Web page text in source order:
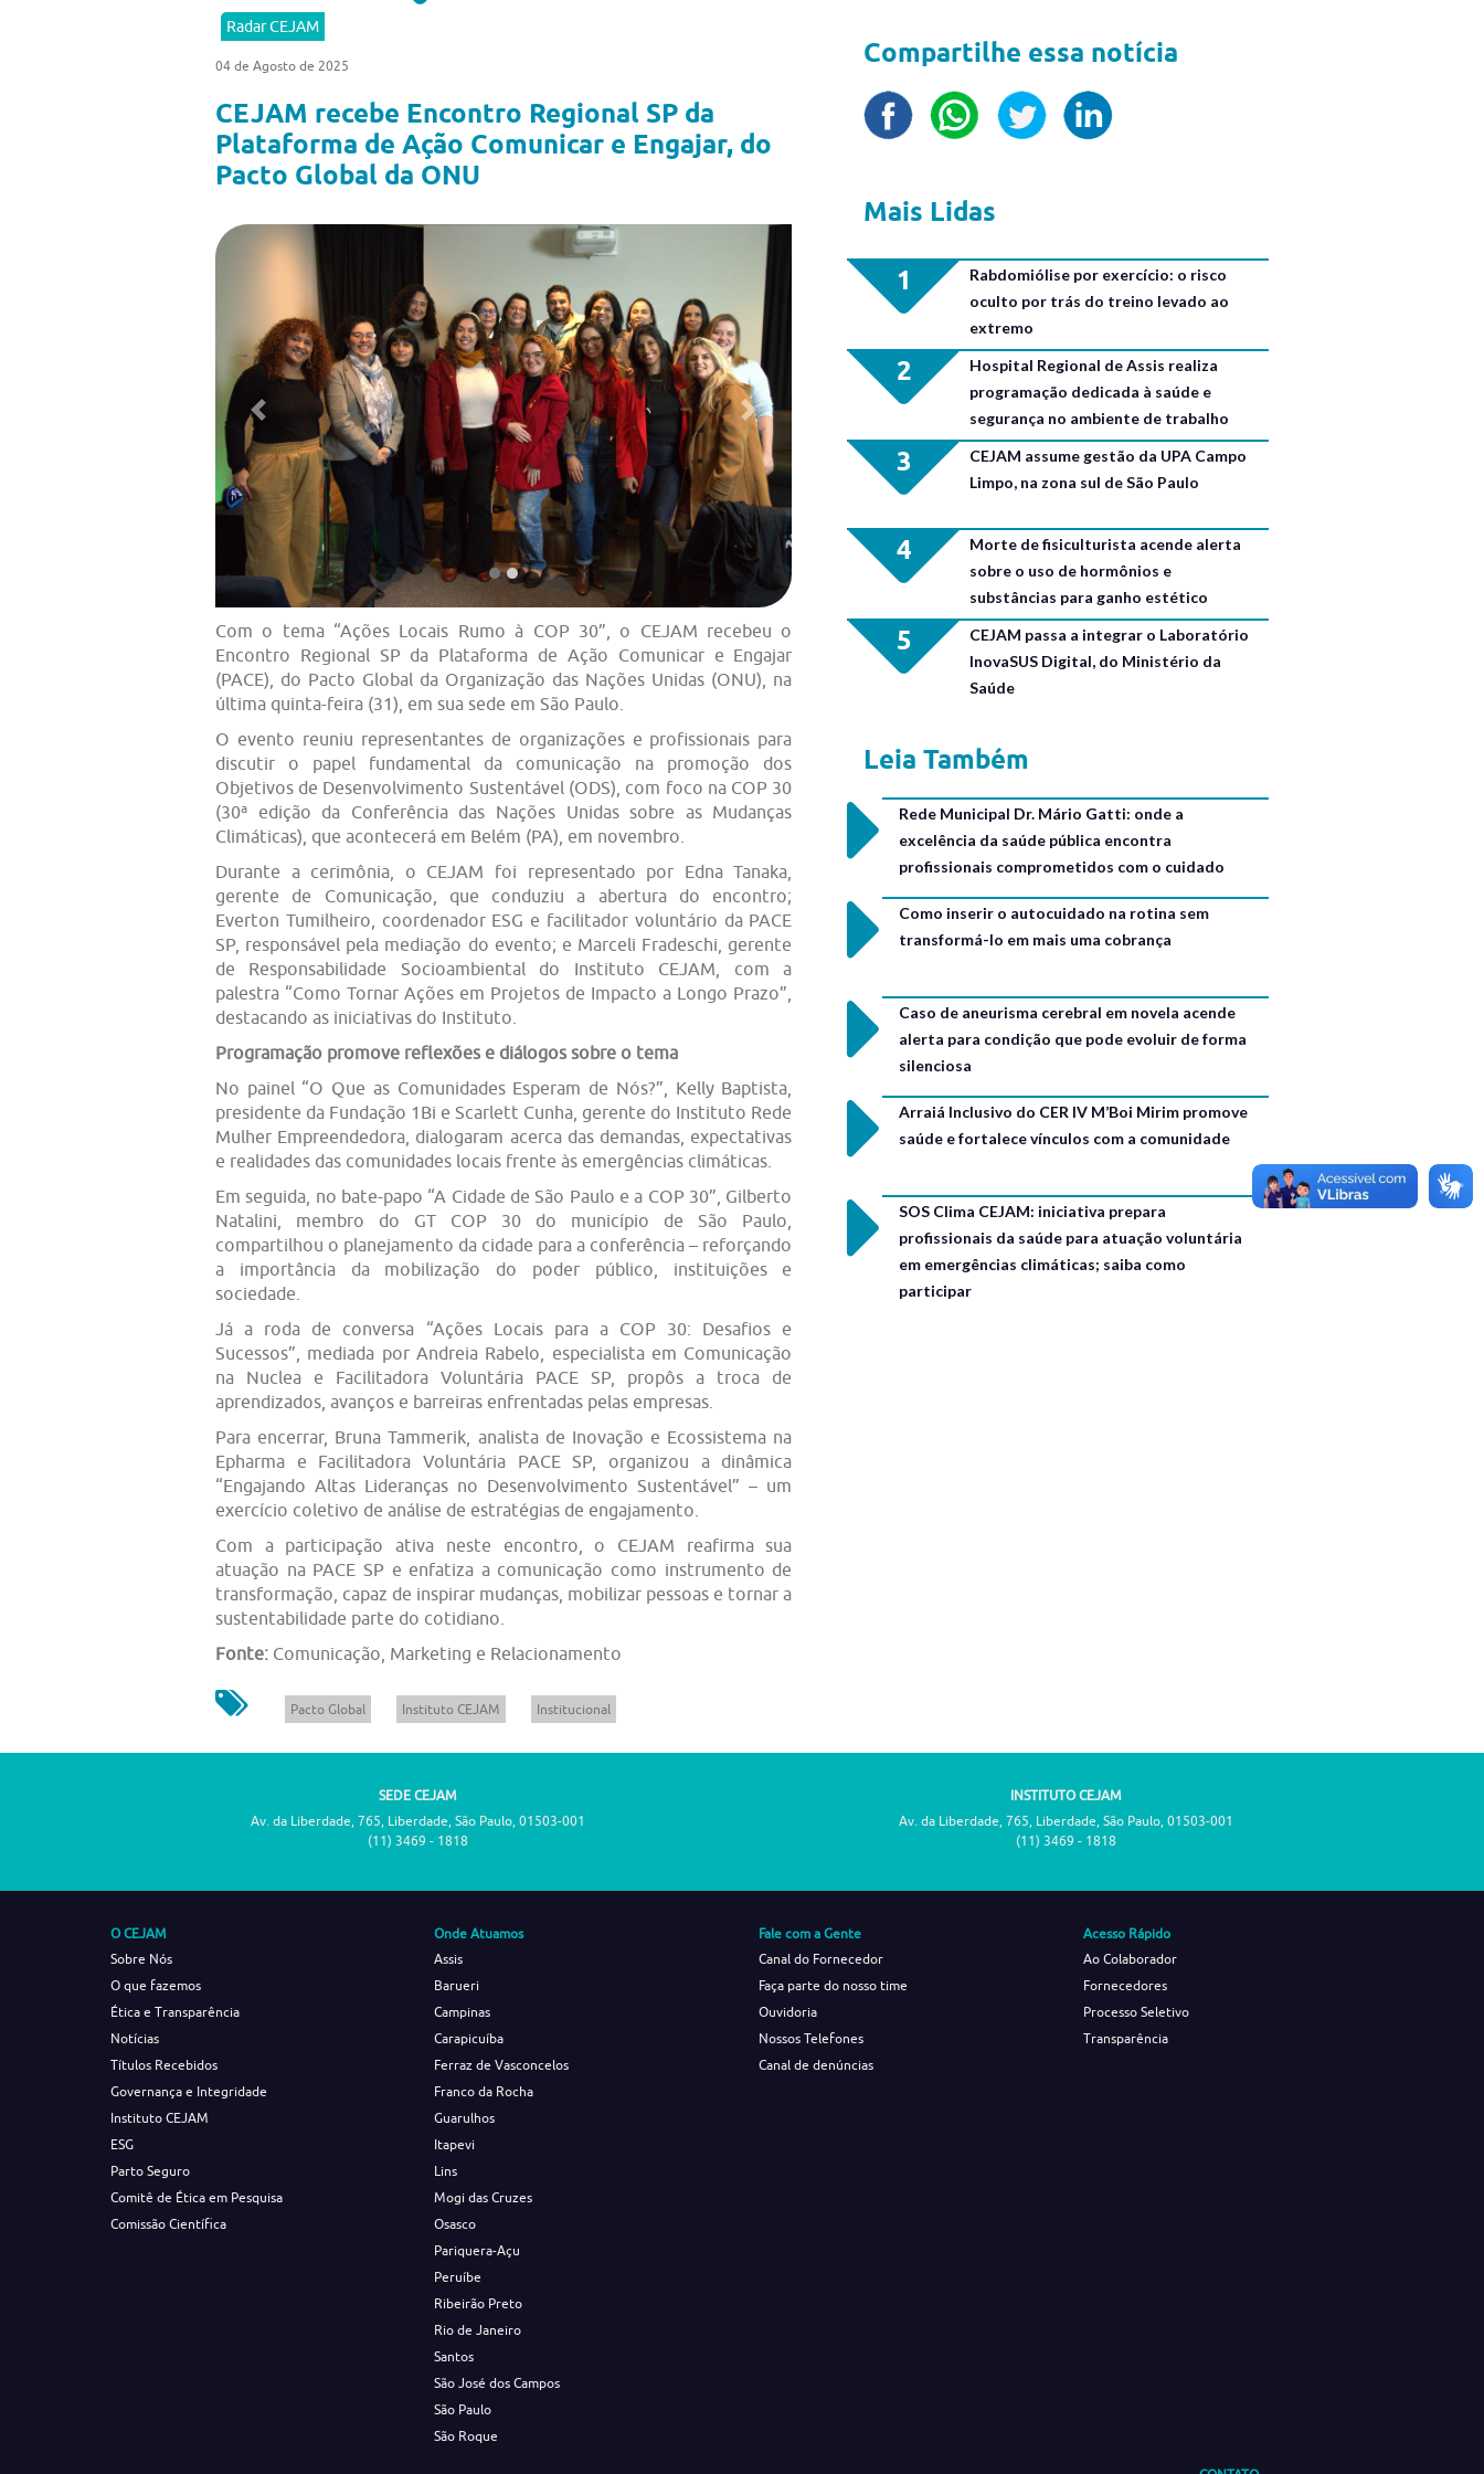
Radar CEJAM
04 de Agosto de 2025
CEJAM recebe Encontro Regional SP da
Plataforma de Ação Comunicar e Engajar, do
Pacto Global da ONU
Previous Next
Com o tema “Ações Locais Rumo à COP 30”, o CEJAM recebeu o
Encontro Regional SP da Plataforma de Ação Comunicar e Engajar
(PACE), do Pacto Global da Organização das Nações Unidas (ONU), na
última quinta-feira (31), em sua sede em São Paulo.
O evento reuniu representantes de organizações e profissionais para
discutir o papel fundamental da comunicação na promoção dos
Objetivos de Desenvolvimento Sustentável (ODS), com foco na COP 30
(30ª edição da Conferência das Nações Unidas sobre as Mudanças
Climáticas), que acontecerá em Belém (PA), em novembro.
Durante a cerimônia, o CEJAM foi representado por Edna Tanaka,
gerente de Comunicação, que conduziu a abertura do encontro;
Everton Tumilheiro, coordenador ESG e facilitador voluntário da PACE
SP, responsável pela mediação do evento; e Marceli Fradeschi, gerente
de Responsabilidade Socioambiental do Instituto CEJAM, com a
palestra “Como Tornar Ações em Projetos de Impacto a Longo Prazo”,
destacando as iniciativas do Instituto.
Programação promove reflexões e diálogos sobre o tema
No painel “O Que as Comunidades Esperam de Nós?”, Kelly Baptista,
presidente da Fundação 1Bi e Scarlett Cunha, gerente do Instituto Rede
Mulher Empreendedora, dialogaram acerca das demandas, expectativas
e realidades das comunidades locais frente às emergências climáticas.
Em seguida, no bate-papo “A Cidade de São Paulo e a COP 30”, Gilberto
Natalini, membro do GT COP 30 do município de São Paulo,
compartilhou o planejamento da cidade para a conferência – reforçando
a importância da mobilização do poder público, instituições e
sociedade.
Já a roda de conversa “Ações Locais para a COP 30: Desafios e
Sucessos”, mediada por Andreia Rabelo, especialista em Comunicação
na Nuclea e Facilitadora Voluntária PACE SP, propôs a troca de
aprendizados, avanços e barreiras enfrentadas pelas empresas.
Para encerrar, Bruna Tammerik, analista de Inovação e Ecossistema na
Epharma e Facilitadora Voluntária PACE SP, organizou a dinâmica
“Engajando Altas Lideranças no Desenvolvimento Sustentável” – um
exercício coletivo de análise de estratégias de engajamento.
Com a participação ativa neste encontro, o CEJAM reafirma sua
atuação na PACE SP e enfatiza a comunicação como instrumento de
transformação, capaz de inspirar mudanças, mobilizar pessoas e tornar a
sustentabilidade parte do cotidiano.
Fonte: Comunicação, Marketing e Relacionamento
Pacto Global Instituto CEJAM Institucional
Compartilhe essa notícia
Mais Lidas
1
Rabdomiólise por exercício: o risco
oculto por trás do treino levado ao
extremo
2
Hospital Regional de Assis realiza
programação dedicada à saúde e
segurança no ambiente de trabalho
3
CEJAM assume gestão da UPA Campo
Limpo, na zona sul de São Paulo
4
Morte de fisiculturista acende alerta
sobre o uso de hormônios e
substâncias para ganho estético
5
CEJAM passa a integrar o Laboratório
InovaSUS Digital, do Ministério da
Saúde
Leia Também
Rede Municipal Dr. Mário Gatti: onde a
excelência da saúde pública encontra
profissionais comprometidos com o cuidado
Como inserir o autocuidado na rotina sem
transformá-lo em mais uma cobrança
Caso de aneurisma cerebral em novela acende
alerta para condição que pode evoluir de forma
silenciosa
Arraiá Inclusivo do CER IV M’Boi Mirim promove
saúde e fortalece vínculos com a comunidade
SOS Clima CEJAM: iniciativa prepara
profissionais da saúde para atuação voluntária
em emergências climáticas; saiba como
participar
SEDE CEJAM
Av. da Liberdade, 765, Liberdade, São Paulo, 01503-001
(11) 3469 - 1818
INSTITUTO CEJAM
Av. da Liberdade, 765, Liberdade, São Paulo, 01503-001
(11) 3469 - 1818
O CEJAM
Sobre Nós
O que fazemos
Ética e Transparência
Notícias
Títulos Recebidos
Governança e Integridade
Instituto CEJAM
ESG
Parto Seguro
Comitê de Ética em Pesquisa
Comissão Científica
Onde Atuamos
Assis
Barueri
Campinas
Carapicuíba
Ferraz de Vasconcelos
Franco da Rocha
Guarulhos
Itapevi
Lins
Mogi das Cruzes
Osasco
Pariquera-Açu
Peruíbe
Ribeirão Preto
Rio de Janeiro
Santos
São José dos Campos
São Paulo
São Roque
Fale com a Gente
Canal do Fornecedor
Faça parte do nosso time
Ouvidoria
Nossos Telefones
Canal de denúncias
Acesso Rápido
Ao Colaborador
Fornecedores
Processo Seletivo
Transparência